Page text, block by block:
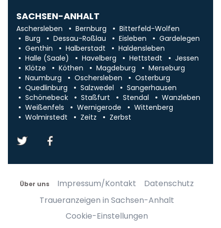
SACHSEN-ANHALT
Aschersleben Bernburg
Bitterfeld-Wolfen
Burg
Dessau-Roßlau Eisleben
Gardelegen
Genthin
Halberstadt
Haldensleben
Halle (Saale)
Havelberg Hettstedt
Jessen
Klötze
Köthen Magdeburg
Merseburg
Naumburg
Oschersleben
Osterburg
Quedlinburg
Salzwedel
Sangerhausen
Schönebeck
Staßfurt Stendal
Wanzleben
Weißenfels
Wernigerode
Wittenberg
Wolmirstedt
Zeitz Zerbst
Über uns Impressum/Kontakt
Datenschutz
Traueranzeigen in Sachsen-Anhalt
Cookie-Einstellungen